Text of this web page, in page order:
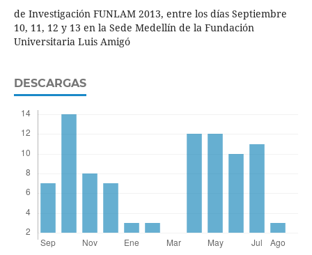
de Investigación FUNLAM 2013, entre los días Septiembre
10, 11, 12 y 13 en la Sede Medellín de la Fundación
Universitaria Luis Amigó
DESCARGAS